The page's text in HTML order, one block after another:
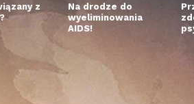
z
Na drodze do
wyeliminowania
AIDS!